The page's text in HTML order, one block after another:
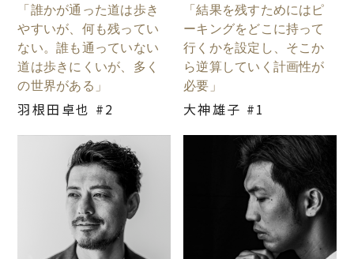
「誰かが通った道は歩き
やすいが、何も残ってい
ない。誰も通っていない
道は歩きにくいが、多く
の世界がある」
羽根田卓也 #2
「結果を残すためにはピ
ーキングをどこに持って
行くかを設定し、そこか
ら逆算していく計画性が
必要」
大神雄子 #1